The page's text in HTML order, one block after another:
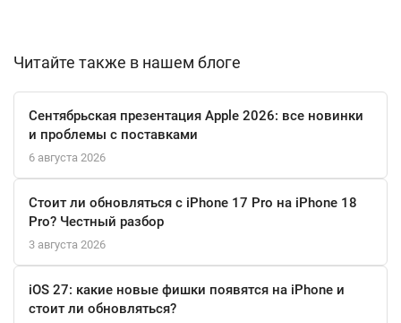
синхронизировать устройство с вашими умными часами или
Смартфон представлен в стильном голубом цвете, который
подчеркнет вашу индивидуальность. Он не только красивый,
но и надежный, благодаря стеклу Gorilla Glass Victus 2 и
службы устройства.
Samsung Galaxy Z Flip6 — это не просто смартфон, а настоящий
элегантный дизайн.
Читайте также в нашем блоге
Сентябрьская презентация Apple 2026: все новинки
и проблемы с поставками
6 августа 2026
Стоит ли обновляться с iPhone 17 Pro на iPhone 18
Pro? Честный разбор
3 августа 2026
iOS 27: какие новые фишки появятся на iPhone и
стоит ли обновляться?